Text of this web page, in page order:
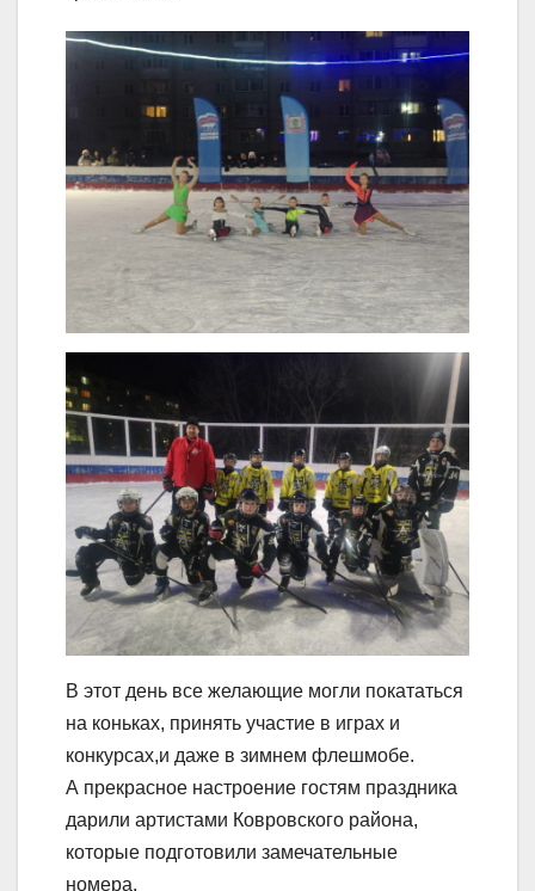
В этот день все желающие могли покататься
на коньках, принять участие в играх и
конкурсах,и даже в зимнем флешмобе.
А прекрасное настроение гостям праздника
дарили артистами Ковровского района,
которые подготовили замечательные
номера.